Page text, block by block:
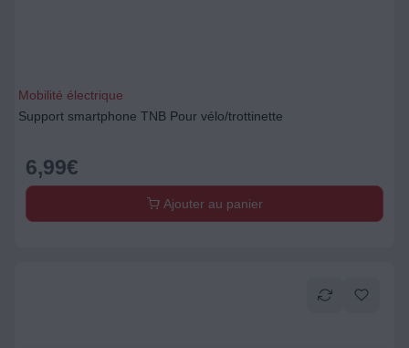
Mobilité électrique
Support smartphone TNB Pour vélo/trottinette
6,99€
Ajouter au panier